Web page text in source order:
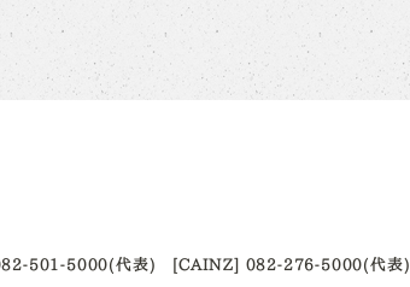
501-5000(代表)
[CAINZ] 082-276-5000(代表)